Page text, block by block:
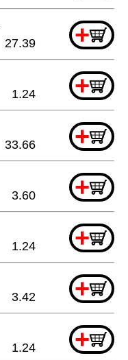
+
27.39
+
1.24
+
33.66
+
3.60
+
1.24
+
3.42
+
1.24